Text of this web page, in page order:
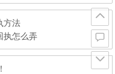
方法
执怎么弄